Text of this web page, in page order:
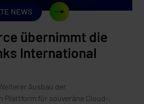
neue Impulse gesetzt hat.
NEWS
übernimmt die
International
Ausbau der
Plattform für souveräne Cloud-,